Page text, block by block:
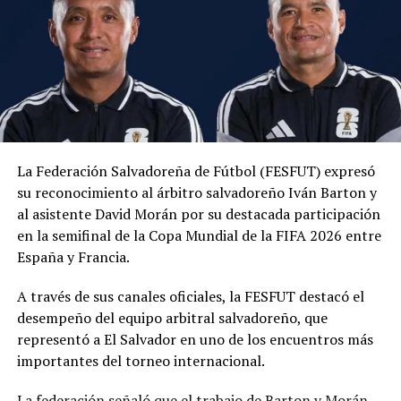
Comparte esto:
Facebook
Me gusta esto:
VIDEO | Atleta cubana INDES premia a atletas
La Federación Salvadoreña de Fútbol (FESFUT) expresó
su reconocimiento al árbitro salvadoreño Iván Barton y
al asistente David Morán por su destacada participación
en la semifinal de la Copa Mundial de la FIFA 2026 entre
España y Francia.
A través de sus canales oficiales, la FESFUT destacó el
desempeño del equipo arbitral salvadoreño, que
representó a El Salvador en uno de los encuentros más
importantes del torneo internacional.